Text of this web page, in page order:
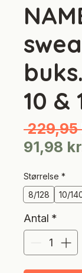
10 &
229,95
91,98
Størrelse *
8/128
10/
Antal *